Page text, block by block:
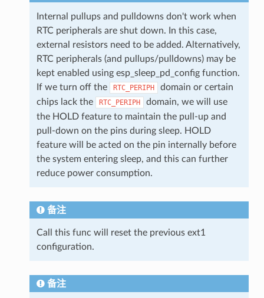
Internal pullups and pulldowns don't work when
RTC peripherals are shut down. In this case,
external resistors need to be added. Alternatively,
RTC peripherals (and pullups/pulldowns) may be
kept enabled using esp_sleep_pd_config function.
If we turn off the
RTC_PERIPH
domain or certain
chips lack the
RTC_PERIPH
domain, we will use
the HOLD feature to maintain the pull-up and
pull-down on the pins during sleep. HOLD
feature will be acted on the pin internally before
the system entering sleep, and this can further
reduce power consumption.
备注
Call this func will reset the previous ext1
configuration.
备注